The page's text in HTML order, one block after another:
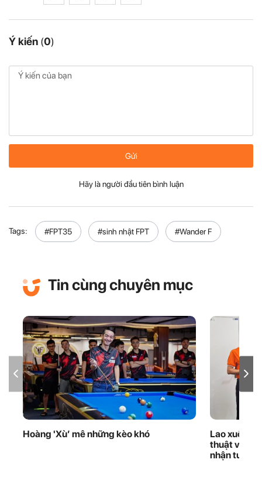
Ý kiến (0)
Gửi
Hãy là người đầu tiên bình luận
Tags: #FPT35 #sinh nhật FPT #Wander F
Tin cùng chuyên mục
Hoàng 'Xù’ mê những kèo khó
Lao xuống
thuật viên
nhận tuyên